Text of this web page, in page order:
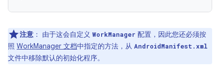
注意 ： 由于这会自定义 WorkManager 配置，因此您还必须按
照 WorkManager 文档中指定的方法，从 AndroidManifest.xml
文件中移除默认的初始化程序。